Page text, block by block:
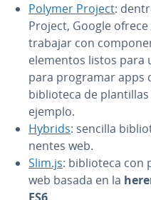
Polymer Project:
Project, Google
trabajar con
elementos listos para
para programar apps
bi­blio­te­ca de pla­n­ti­llas
ejemplo.
Hybrids: sencilla
ne­n­tes web.
Slim.js: bi­blio­te­ca con
web basada en la